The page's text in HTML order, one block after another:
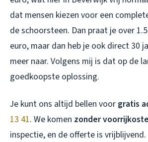
dat mensen kiezen voor een
de schoorsteen. Dan praat je over
euro, maar dan heb je ook direct 30
meer naar. Volgens mij is dat op de
goedkoopste oplossing.
Je kunt ons altijd bellen voor gratis
13 41. We komen zonder
inspectie, en de offerte is vrijblijvend.